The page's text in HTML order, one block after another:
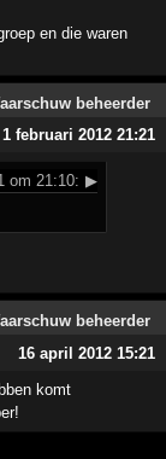
en die waren
1 februari 2012 21:21
om 21:10: ▶
16 april 2012 15:21
komt